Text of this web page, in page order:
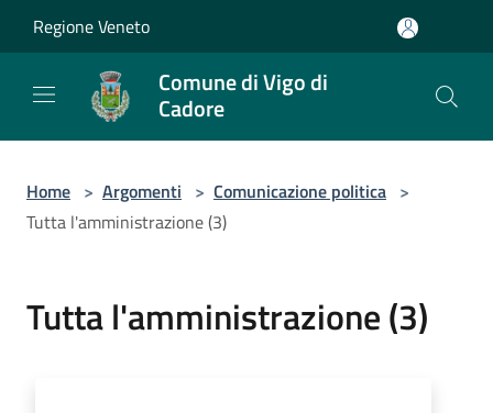
Regione Veneto
Comune di Vigo di
Cadore
Home > Argomenti > Comunicazione politica >
Tutta l'amministrazione (3)
Tutta l'amministrazione (3)